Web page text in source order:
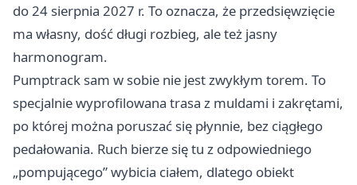
do 24 sierpnia 2027 r. To oznacza, że przedsięwzięcie
ma własny, dość długi rozbieg, ale też jasny
harmonogram.
Pumptrack sam w sobie nie jest zwykłym torem. To
specjalnie wyprofilowana trasa z muldami i zakrętami,
po której można poruszać się płynnie, bez ciągłego
pedałowania. Ruch bierze się tu z odpowiedniego
„pompującego” wybicia ciałem, dlatego obiekt